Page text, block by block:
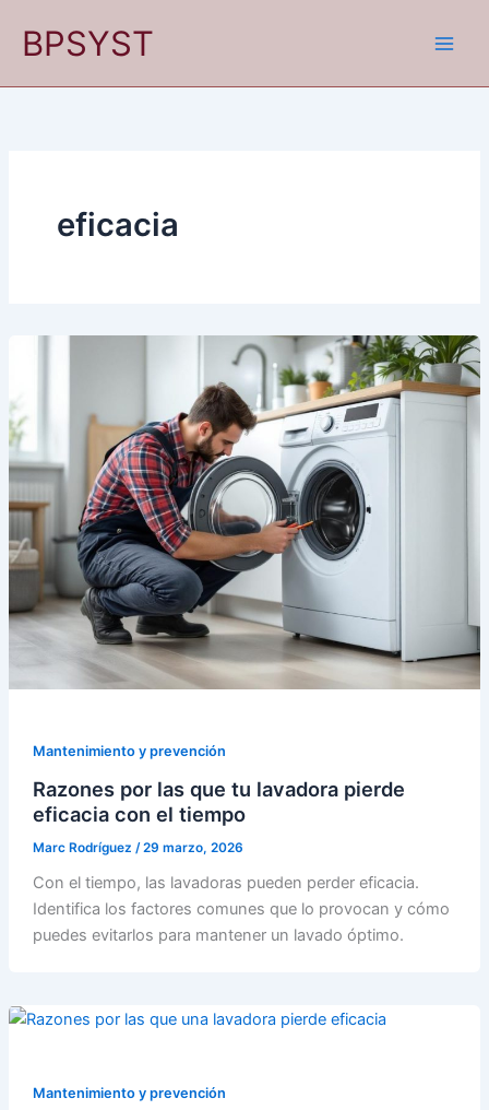
BPSYST
eficacia
Mantenimiento y prevención
Razones por las que tu lavadora pierde
eficacia con el tiempo
Marc Rodríguez /29 marzo, 2026
Con el tiempo, las lavadoras pueden perder eficacia.
Identifica los factores comunes que lo provocan y cómo
puedes evitarlos para mantener un lavado óptimo.
Mantenimiento y prevención